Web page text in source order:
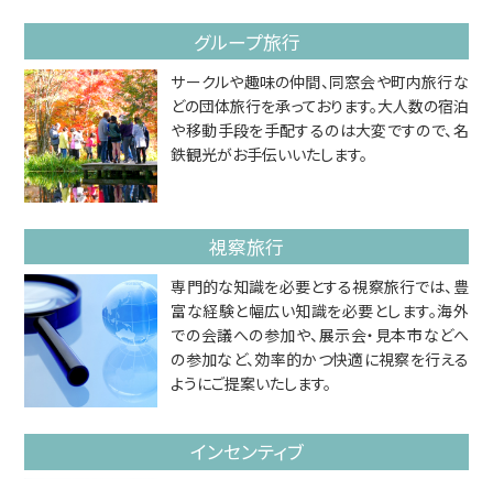
グループ旅行
サークルや趣味の仲間、同窓会や町内旅行な
どの団体旅行を承っております。大人数の宿泊
や移動手段を手配するのは大変ですので、名
鉄観光がお手伝いいたします。
視察旅行
専門的な知識を必要とする視察旅行では、豊
富な経験と幅広い知識を必要とします。海外
での会議への参加や、展示会・見本市などへ
の参加など、効率的かつ快適に視察を行える
ようにご提案いたします。
インセンティブ